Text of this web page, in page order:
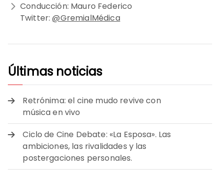
Conducción: Mauro Federico
Twitter:@GremialMédica
Últimas noticias
Retrónima: el cine mudo revive con
música en vivo
Ciclo de Cine Debate: «La Esposa». Las
ambiciones, las rivalidades y las
postergaciones personales.